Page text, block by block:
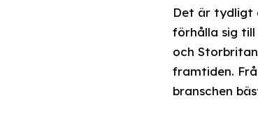
Det är tydligt
förhålla sig till
och
framtiden.
branschen